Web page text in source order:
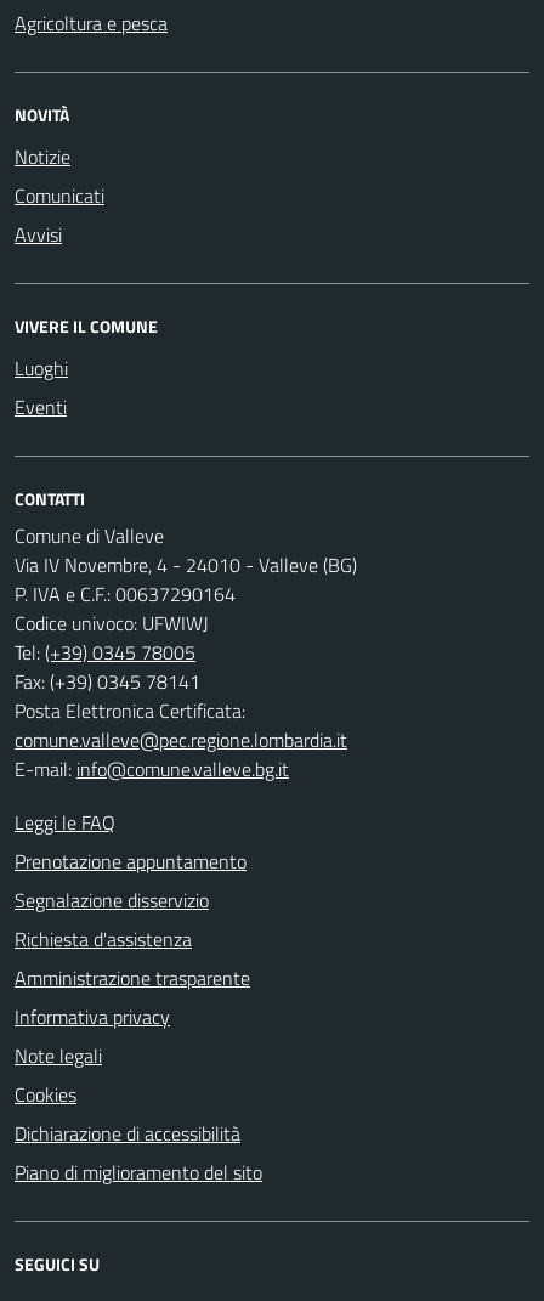
Agricoltura e pesca
NOVITÀ
Notizie
Comunicati
Avvisi
VIVERE IL COMUNE
Luoghi
Eventi
CONTATTI
Comune di Valleve
Via IV Novembre, 4 - 24010 - Valleve (BG)
P. IVA e C.F.: 00637290164
Codice univoco: UFWIWJ
Tel:(+39) 0345 78005
Fax: (+39) 0345 78141
Posta Elettronica Certificata:
comune.valleve@pec.regione.lombardia.it
E-mail: info@comune.valleve.bg.it
Leggi le FAQ
Prenotazione appuntamento
Segnalazione disservizio
Richiesta d'assistenza
Amministrazione trasparente
Informativa privacy
Note legali
Cookies
Dichiarazione di accessibilità
Piano di miglioramento del sito
SEGUICI SU